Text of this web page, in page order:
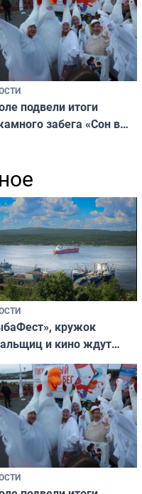
подвели итоги
забега «Сон в
кружок
и кино ждут
в эти выходные